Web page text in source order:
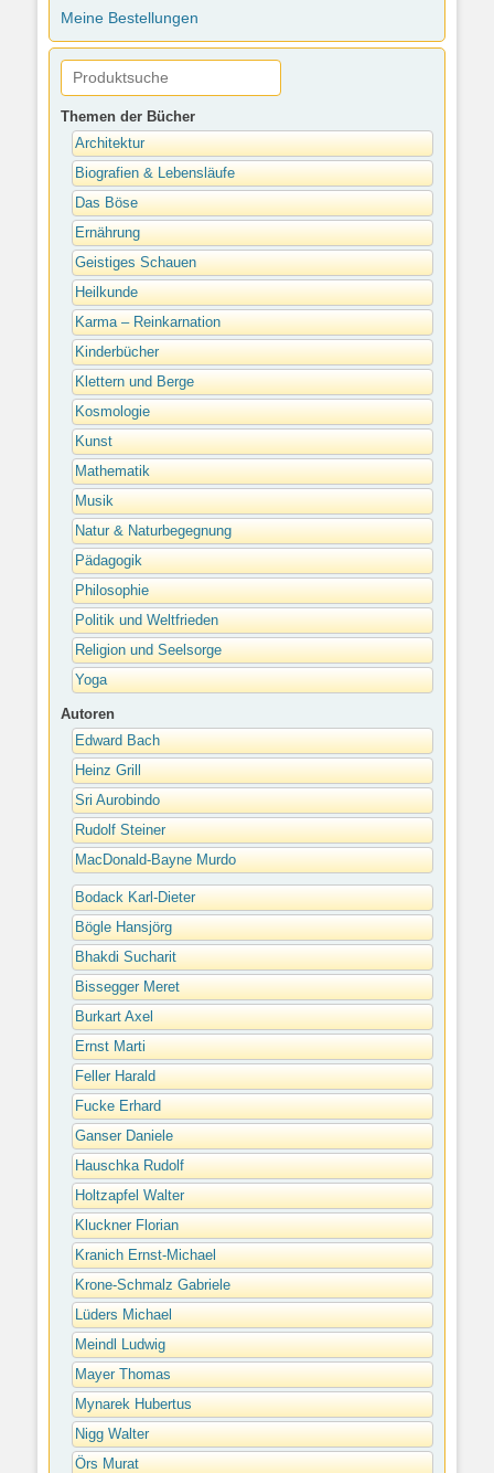
Meine Bestellungen
Themen der Bücher
Architektur
Biografien & Lebensläufe
Das Böse
Ernährung
Geistiges Schauen
Heilkunde
Karma – Reinkarnation
Kinderbücher
Klettern und Berge
Kosmologie
Kunst
Mathematik
Musik
Natur & Naturbegegnung
Pädagogik
Philosophie
Politik und Weltfrieden
Religion und Seelsorge
Yoga
Autoren
Edward Bach
Heinz Grill
Sri Aurobindo
Rudolf Steiner
MacDonald-Bayne Murdo
Bodack Karl-Dieter
Bögle Hansjörg
Bhakdi Sucharit
Bissegger Meret
Burkart Axel
Ernst Marti
Feller Harald
Fucke Erhard
Ganser Daniele
Hauschka Rudolf
Holtzapfel Walter
Kluckner Florian
Kranich Ernst-Michael
Krone-Schmalz Gabriele
Lüders Michael
Meindl Ludwig
Mayer Thomas
Mynarek Hubertus
Nigg Walter
Örs Murat